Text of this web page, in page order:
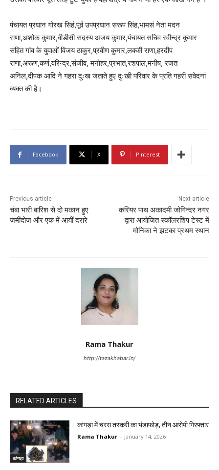
पंचायत प्रधान गोरख सिहं,पूर्व उपप्रधान सरूप सिंह,भामसं नेता मदन
राणा,अशोक कुमार,वीडीसी सदस्य अजय कुमार,पंचायत सचिव रवीन्द्र कुमार
सहित गांव के युवाओं विजय ठाकुर,प्रवीण कुमार,लक्की राणा,हरदीप
राणा,अरूण,कर्ण,वरिन्द्र,संजीव, मनोहर,प्रभात,रशपाल,मनीष, रजत
अनिल,दीपक आदि ने गहरा दुःख जताते हुए दुःखी परिवार के प्रति गहरी सवेदनां
व्यक्त की है।
Facebook X Pinterest
Previous article
चंबा भारी बारिश से दो मकान हुए
जमींदोज और एक में आयीं दरारे
Next article
करियर पाथ अकादमी जोगिन्दर नगर
द्वारा आयोजित स्कॉलरशिप टेस्ट में
मोनिका ने झटका प्रथम स्थान
Rama Thakur
http://tazakhabar.in/
RELATED ARTICLES
कांगड़ा
कांगड़ा में चरस तस्करी का भंडाफोड़, तीन आरोपी गिरफ्तार
Rama Thakur - January 14, 2026